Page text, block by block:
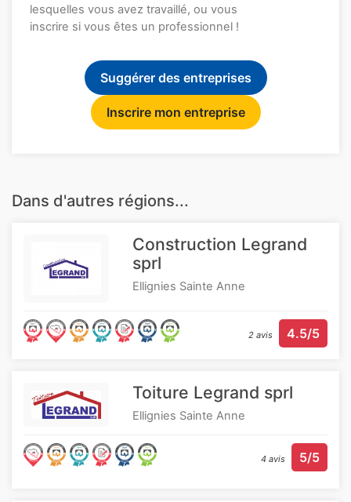
lesquelles vous avez travaillé, ou vous
inscrire si vous êtes un professionnel !
Suggérer des entreprises
Inscrire mon entreprise
Dans d'autres régions...
Construction Legrand
sprl
Ellignies Sainte Anne
2 avis 4.5/5
Toiture Legrand sprl
Ellignies Sainte Anne
4 avis 5/5